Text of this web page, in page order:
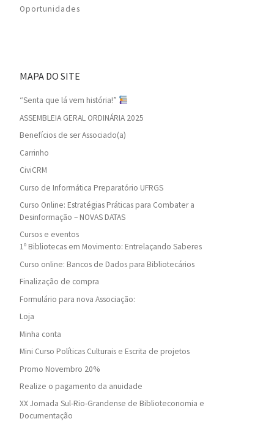
Oportunidades
MAPA DO SITE
“Senta que lá vem história!”
ASSEMBLEIA GERAL ORDINÁRIA 2025
Benefícios de ser Associado(a)
Carrinho
CiviCRM
Curso de Informática Preparatório UFRGS
Curso Online: Estratégias Práticas para Combater a
Desinformação – NOVAS DATAS
Cursos e eventos
1º Bibliotecas em Movimento: Entrelaçando Saberes
Curso online: Bancos de Dados para Bibliotecários
Finalização de compra
Formulário para nova Associação:
Loja
Minha conta
Mini Curso Políticas Culturais e Escrita de projetos
Promo Novembro 20%
Realize o pagamento da anuidade
XX Jornada Sul-Rio-Grandense de Biblioteconomia e
Documentação